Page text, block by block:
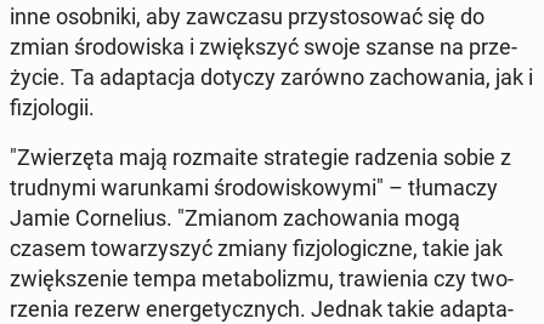
inne osob­ni­ki, aby za­wcza­su przy­sto­so­wać się do
zmian śro­do­wi­ska i zwięk­szyć swoje szanse na prze­
ży­cie. Ta ad­ap­ta­cja dotyczy zarówno za­cho­wa­nia, jak i
fi­zjo­lo­gii.
"Zwie­rzę­ta mają roz­ma­ite stra­te­gie ra­dze­nia sobie z
trud­ny­mi wa­run­ka­mi śro­do­wi­sko­wy­mi" – tłu­ma­czy
Jamie Cor­ne­lius. "Zmianom za­cho­wa­nia mogą
czasem to­wa­rzy­szyć zmiany fi­zjo­lo­gicz­ne, takie jak
zwięk­sze­nie tempa me­ta­bo­li­zmu, tra­wie­nia czy two­
rze­nia rezerw ener­ge­tycz­nych. Jednak takie ad­ap­ta­